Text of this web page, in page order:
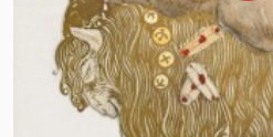
0739937451 alt 0702344117
https://
Följ oss på Facebook och
HJÄLP OSS! Historier från